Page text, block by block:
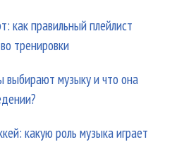
как правильный плейлист
тренировки
выбирают музыку и что она
какую роль музыка играет